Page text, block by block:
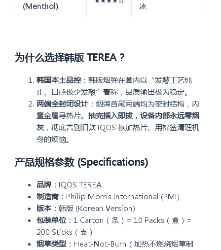
(Menthol) 冰
为什么选择韩版 TEREA？
韩国本土品控：韩版烟弹在圈内以“发酵工艺纯
正、口感极少发酸”著称，品质输出极为稳定。
两端全封闭设计：烟弹首尾两端均为密封结构，内
置金属导热片。 抽完插入即拔，设备内部永远零烟
灰，彻底告别旧款 IQOS 抠加热片、用棉签清理机
身的烦恼。
产品规格参数 (Specifications)
品牌：IQOS TEREA
制造商：Philip Morris International (PMI)
版本：韩版 (Korean Version)
包装单位：1 Carton（条）= 10 Packs（盒）=
200 Sticks（支）
烟草类型：Heat-Not-Burn（加热不燃烧烟草制